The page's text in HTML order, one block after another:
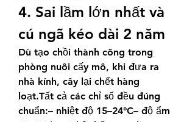
4. Sai lầm lớn nhất và
cú ngã kéo dài 2 năm
Dù tạo chồi thành công trong
phòng nuôi cấy mô, khi đưa ra
nhà kính, cây lại chết hàng
loạt.Tất cả các chỉ số đều đúng
chuẩn:– nhiệt độ 15–24°C– độ ẩm